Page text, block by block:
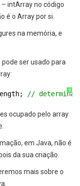
intArray no código
é o Array por si.
na memória, e
ser usado para
?
//
ocupado pelo array
em Java, não é
da sua criação.
mais sobre o